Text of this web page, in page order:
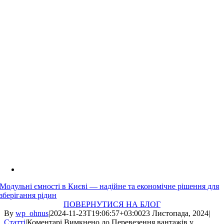
Модульні ємності в Києві — надійне та економічне рішення для
зберігання рідин
ПОВЕРНУТИСЯ НА БЛОГ
By wp_ohnus|2024-11-23T19:06:57+03:0023 Листопада, 2024|
Статті|Коментарі Вимкнено до Перевезення вантажів у